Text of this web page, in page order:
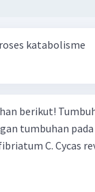
katabolisme
berikut!
tumbuhan
C. Cycas